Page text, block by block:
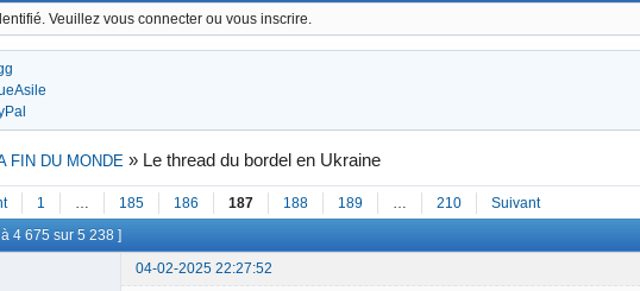
Veuillez vous connecter ou vous inscrire.
FIN DU MONDE » Le thread du bordel en Ukraine
1 185 186 187 188 189 210 Suivant
4 675 sur 5 238 ]
04-02-2025 22:27:52